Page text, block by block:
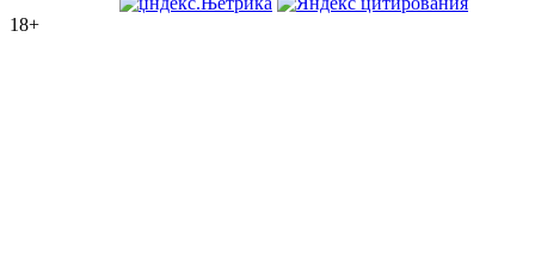
18+